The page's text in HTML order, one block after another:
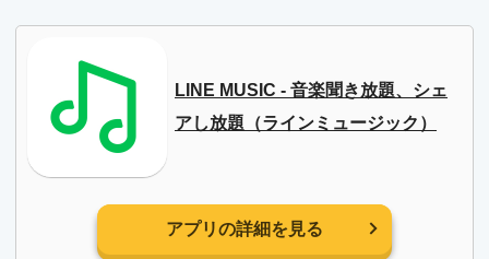
LINE MUSIC - 音楽聞き放題、シェ
アし放題（ラインミュージック）
アプリの詳細を見る